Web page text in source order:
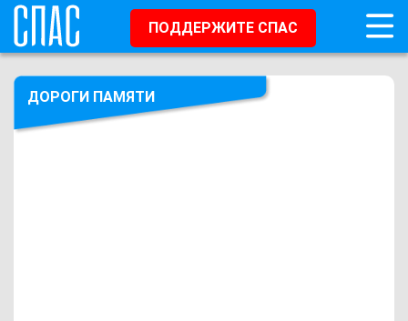
ПОДДЕРЖИТЕ СПАС
ДОРОГИ ПАМЯТИ